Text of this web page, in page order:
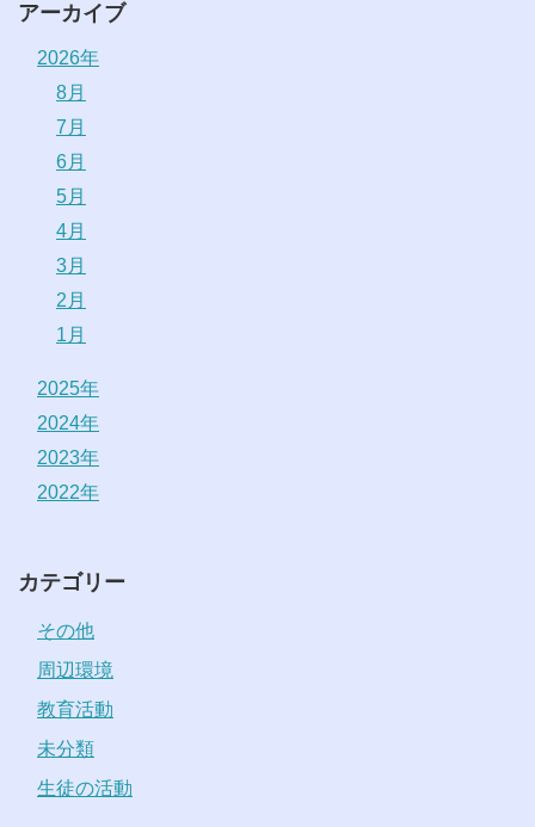
アーカイブ
2026年
8月
7月
6月
5月
4月
3月
2月
1月
2025年
2024年
2023年
2022年
カテゴリー
その他
周辺環境
教育活動
未分類
生徒の活動